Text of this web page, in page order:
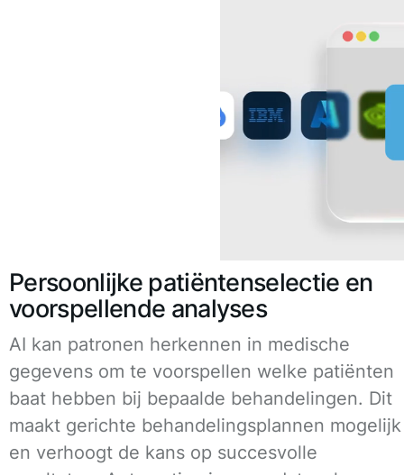
Persoonlijke patiëntenselectie en
voorspellende analyses
AI kan patronen herkennen in medische
gegevens om te voorspellen welke patiënten
baat hebben bij bepaalde behandelingen. Dit
maakt gerichte behandelingsplannen mogelijk
en verhoogt de kans op succesvolle